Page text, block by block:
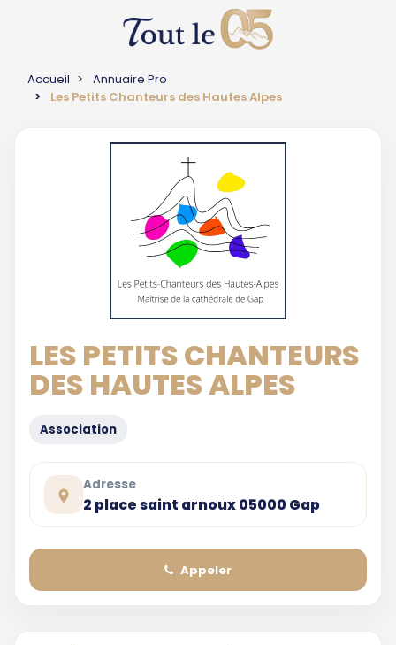
Accueil
Annuaire Pro
Les Petits Chanteurs des Hautes Alpes
LES PETITS CHANTEURS
DES HAUTES ALPES
Association
Adresse
2 place saint arnoux 05000 Gap
Appeler